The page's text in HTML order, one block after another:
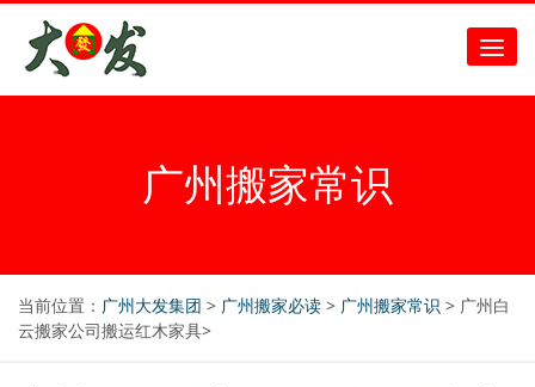
广州搬家常识
当前位置： 广州大发集团 > 广州搬家必读 > 广州搬家常识 > 广州白
云搬家公司搬运红木家具>